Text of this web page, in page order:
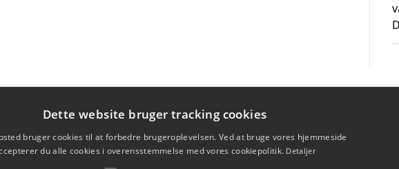
Dette website bruger tracking cookies
bruger cookies til at forbedre brugeroplevelsen. Ved at bruge vores hjemmeside
du alle cookies i overensstemmelse med vores cookiepolitik. Detaljer